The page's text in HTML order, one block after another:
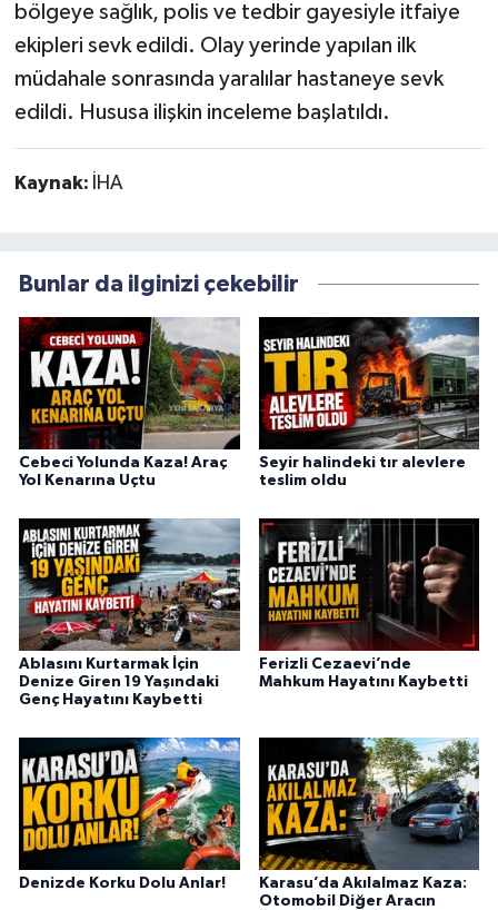
bölgeye sağlık, polis ve tedbir gayesiyle itfaiye
ekipleri sevk edildi. Olay yerinde yapılan ilk
müdahale sonrasında yaralılar hastaneye sevk
edildi. Hususa ilişkin inceleme başlatıldı.
Kaynak: İHA
Bunlar da ilginizi çekebilir
Cebeci Yolunda Kaza! Araç
Yol Kenarına Uçtu
Seyir halindeki tır alevlere
teslim oldu
Ablasını Kurtarmak İçin
Denize Giren 19 Yaşındaki
Genç Hayatını Kaybetti
Ferizli Cezaevi’nde
Mahkum Hayatını Kaybetti
Denizde Korku Dolu Anlar!
Karasu’da Akılalmaz Kaza:
Otomobil Diğer Aracın